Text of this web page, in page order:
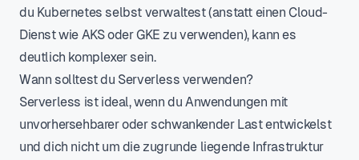
du Kubernetes selbst verwaltest (anstatt einen Cloud-
Dienst wie AKS oder GKE zu verwenden), kann es
deutlich komplexer sein.
Wann solltest du Serverless verwenden?
Serverless ist ideal, wenn du Anwendungen mit
unvorhersehbarer oder schwankender Last entwickelst
und dich nicht um die zugrunde liegende Infrastruktur